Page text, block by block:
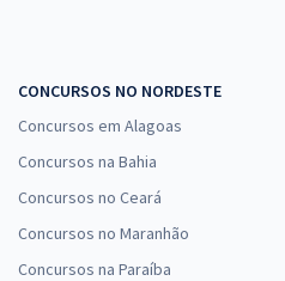
CONCURSOS NO NORDESTE
Concursos em Alagoas
Concursos na Bahia
Concursos no Ceará
Concursos no Maranhão
Concursos na Paraíba